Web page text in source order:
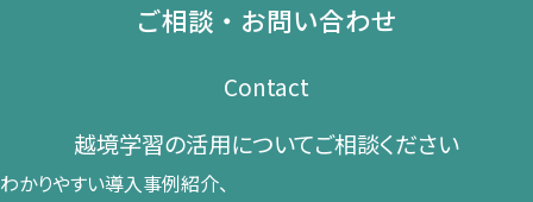
ご相談・お問い合わせ
Contact
越境学習の​活用に​ついて​ご相談ください​
わかりやすい導入事例紹介、​